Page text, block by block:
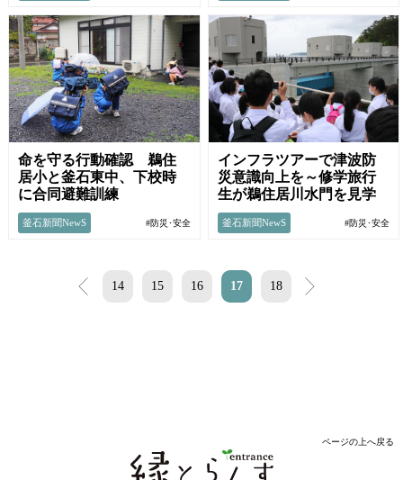
命を守る行動確認 鵜住
居小と釜石東中、下校時
に合同避難訓練
釜石新聞NewS #防災･安全
インフラツアーで津波防
災意識向上を～修学旅行
生が鵜住居川水門を見学
釜石新聞NewS #防災･安全
< 14 15 16 17 18 >
ページの上へ戻る